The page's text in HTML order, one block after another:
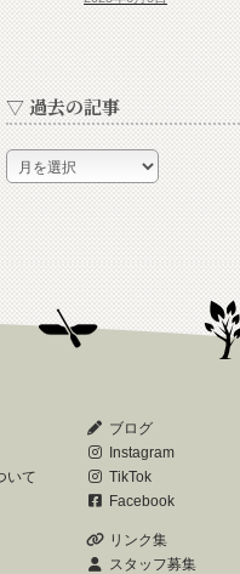
▽ 過去の記事
▽
過
去
の
記
事
いて
ブログ
Instagram
TikTok
Facebook
リンク集
スタッフ募集